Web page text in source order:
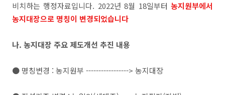
비치하는 행정자료입니다. 2022년 8월 18일부터 농지원부에서
농지대장으로 명칭이 변경되었습니다
나. 농지대장 주요 제도개선 추진 내용
● 명칭변경 : 농지원부 -----------------> 농지대장